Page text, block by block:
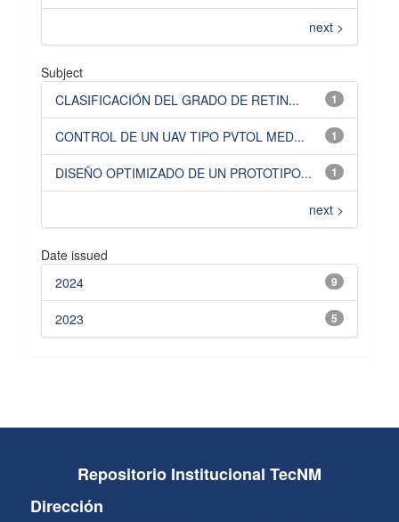
next >
Subject
1
CLASIFICACIÓN DEL GRADO DE RETIN...
1
CONTROL DE UN UAV TIPO PVTOL MED...
1
DISEÑO OPTIMIZADO DE UN PROTOTIPO...
next >
Date issued
9
2024
5
2023
Repositorio Institucional TecNM
Dirección